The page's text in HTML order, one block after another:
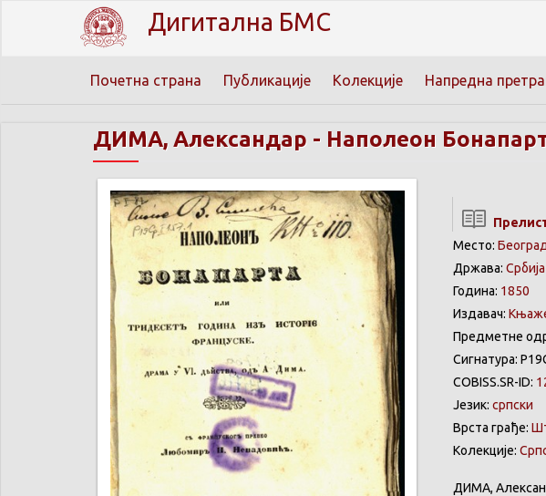
Дигитална БМС
Почетна страна Публикације Колекције Напредна
ДИМА, Александар - Наполеон
Место:
Држава: Србија
Година: 1850
Издавач:
Предметне
Сигнатура:
COBISS.SR-ID:
Језик: српски
Врста грађе:
Колекције:
ДИМА,